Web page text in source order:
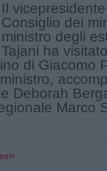
Il
Consiglio dei
ministro degli
Tajani ha
di Giacomo
Deborah
Marco